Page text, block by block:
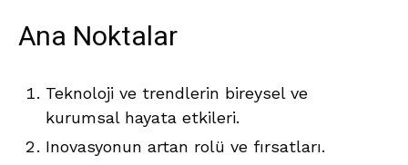
Ana Noktalar
Teknoloji ve trendlerin bireysel ve
kurumsal hayata etkileri.
Inovasyonun artan rolü ve fırsatları.